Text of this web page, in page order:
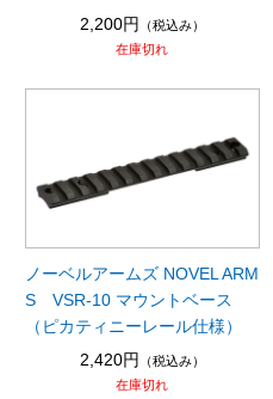
2,200円
（税込み）
在庫切れ
ノーベルアームズ NOVEL ARM
S VSR-10 マウントベース
（ピカティニーレール仕様）
2,420円
（税込み）
在庫切れ